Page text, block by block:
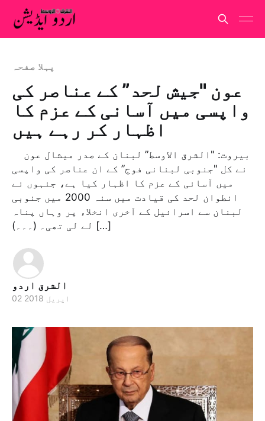
پہلا صفحہ
عون "جیش لحد” کے عناصر کی
واپسی میں آسانی کے عزم کا
اظہار کر رہے ہیں
نے کل "جنوبی لبنانی فوج” کے ان عناصر کی واپسی
میں آسانی کے عزم کا اظہار کیا ہے، جنہوں نے
انطوان لحد کی قیادت میں سنہ 2000 میں جنوبی
لبنان سے اسرائیل کے آخری انخلاء پر وہاں پناہ
لے لی تھی۔ (۔۔۔) […]
الشرق اردو
02 اپریل 2018